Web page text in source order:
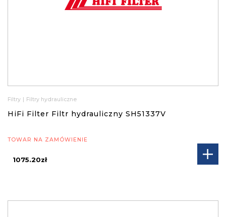
Filtry | Filtry hydrauliczne
HiFi Filter Filtr hydrauliczny SH51337V
TOWAR NA ZAMÓWIENIE
1075.20zł